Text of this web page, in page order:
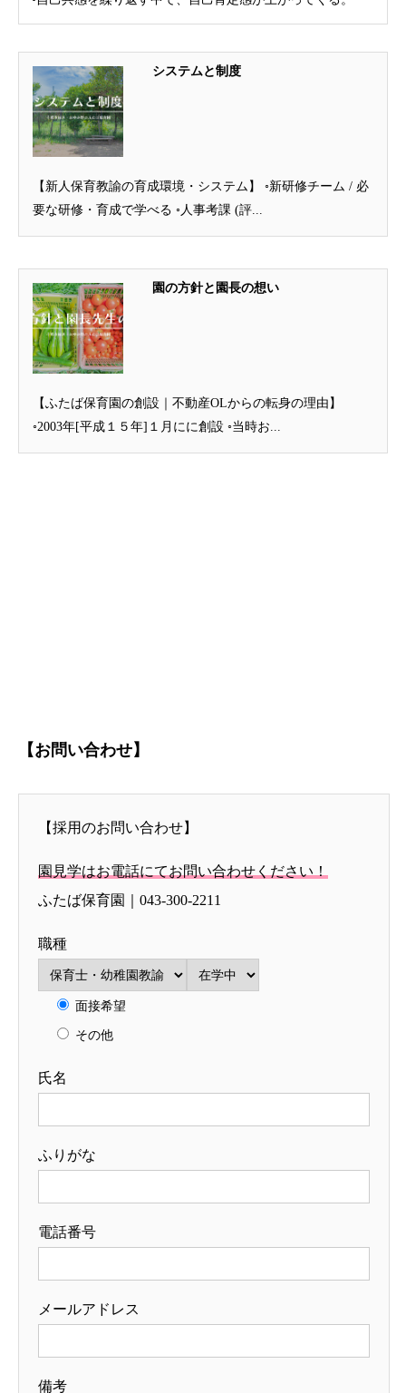
システムと制度
【新人保育教諭の育成環境・システム】 ◦新研修チーム / 必
要な研修・育成で学べる ◦人事考課 (評...
園の方針と園長の想い
【ふたば保育園の創設｜不動産OLからの転身の理由】
◦2003年[平成１５年]１月にに創設 ◦当時お...
【お問い合わせ】
【採用のお問い合わせ】
園見学はお電話にてお問い合わせください！
ふたば保育園｜043-300-2211
職種
面接希望
その他
氏名
ふりがな
電話番号
メールアドレス
備考